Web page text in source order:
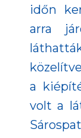
időn
arra
a
volt a